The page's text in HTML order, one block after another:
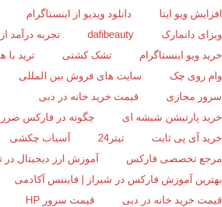
افزایش ویو ایتا
دانلود ویدیو از اینستاگرام
ویزای دانمارک
dafibeauty
تجربه درآمد
خرید ویو اینستاگرام
تشک کشتی
ترید
وام روی چک
سایت های فروش بین المللی
سرور مجازی
قیمت خرید خانه در دبی
خرید پارتیشن شیشه ای
چگونه در فارکس ضرر
خرید آی پی ثابت
تیتر24
آسیاب چکشی
مرجع تخصصی فارکس
آموزش ارز دیجیتال در
بهترین آموزش فارکس در شیراز | فایننس آکادمی
قیمت خرید خانه در دبی
قیمت سرور HP